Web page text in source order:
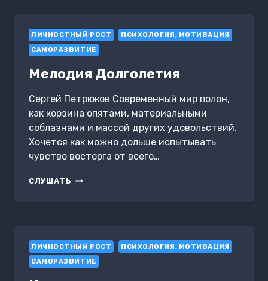
ЛИЧНОСТНЫЙ РОСТ
ПСИХОЛОГИЯ, МОТИВАЦИЯ
САМОРАЗВИТИЕ
Мелодия Долголетия
Сергей Петрюков Современный мир полон,
как корзина опятами, материальными
соблазнами и массой других удовольствий.
Хочется как можно дольше испытывать
чувство восторга от всего…
СЛУШАТЬ МЕЛОДИЯ
ЛИЧНОСТНЫЙ РОСТ
ПСИХОЛОГИЯ, МОТИВАЦИЯ
САМОРАЗВИТИЕ